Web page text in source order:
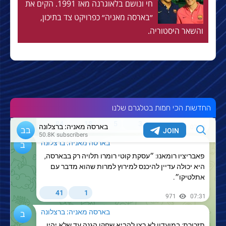
חי ונושם בלאוגרנה מאז 1991. הקים את
״בארסה מאניה״ כפרויקט צד בתיכון,
והשאר היסטוריה.
החדשות הכי חמות בטלגרם שלנו